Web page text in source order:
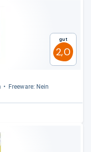
Gut
2,0
Free­ware: Nein